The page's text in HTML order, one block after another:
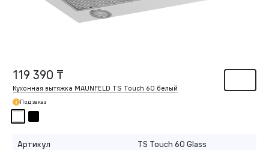
119 390 ₸
Кухонная вытяжка MAUNFELD TS Touch 60 белый
Под заказ
Артикул
TS Touch 60 Glass